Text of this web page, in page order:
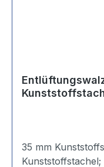
35 mm Kunststoffstachel; 25-